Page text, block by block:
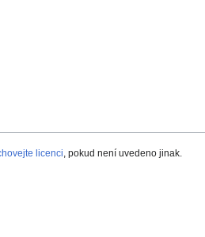
licenci, pokud není uvedeno jinak.